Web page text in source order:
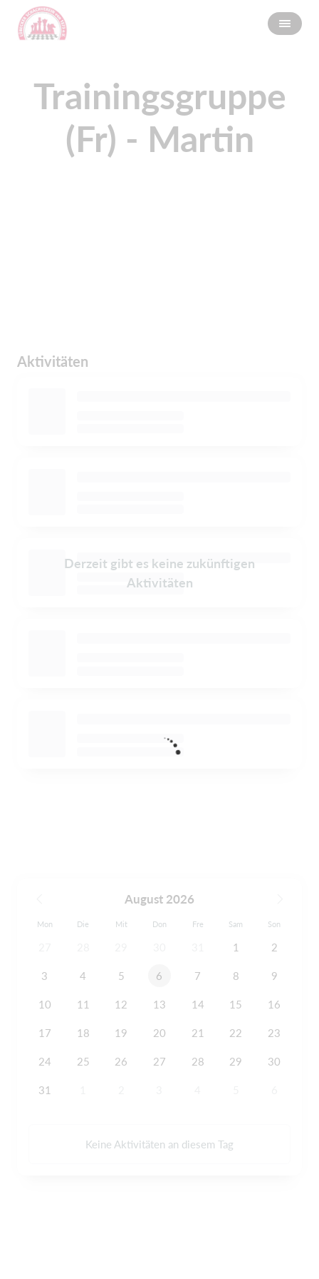
Trainingsgruppe
(Fr) - Martin
Aktivitäten
Derzeit gibt es keine zukünftigen
Aktivitäten
August 2026
Mon Die Mit Don Fre Sam Son
1 2
3 4 5 6 7 8 9
10 11 12 13 14 15 16
17 18 19 20 21 22 23
24 25 26 27 28 29 30
31
Keine Aktivitäten an diesem Tag